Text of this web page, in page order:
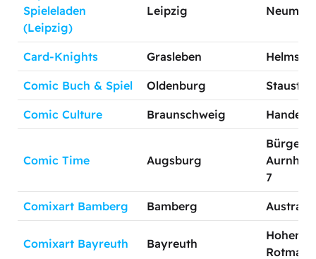
Spieleladen
(Leipzig)
Leipzig
Card-Knights Grasleben
Comic Buch & Spiel Oldenburg Staustr.
Comic Culture Braunschweig
Comic Time Augsburg
7
Comixart Bamberg Bamberg
Comixart Bayreuth Bayreuth
Rotmain